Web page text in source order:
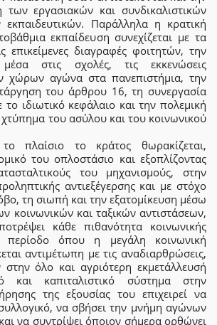
εργασιακών και συνδικαλιστικών
Παράλληλα η κρατική
εκπαίδευση συνεχίζεται με τα
επικείμενες διαγραφές φοιτητών, την
μέσα στις σχολές, τις εκκενώσεις
χώρων αγώνα στα πανεπιστήμια, την
του άρθρου 16, τη συνεργασία
ιδιωτικό κεφάλαιο και την πολεμική
χτύπημα του ασύλου και του κοινωνικού
πλαίσιο το κράτος θωρακίζεται,
του οπλοστάσιο και εξοπλίζοντας
του μηχανισμούς, στην
αντιεξέγερσης και με στόχο
τη σιωπή και την εξατομίκευση μέσω
κοινωνικών και ταξικών αντιστάσεων,
κάθε πιθανότητα κοινωνικής
περίοδο όπου η μεγάλη κοινωνική
αντιμέτωπη με τις αναδιαρθρώσεις,
όλο και αγριότερη εκμετάλλευσή
και καπιταλιστικό σύστημα στην
της εξουσίας του επιχειρεί να
να σβήσει την μνήμη αγώνων
να συντρίψει όποιον σήμερα ορθώνει